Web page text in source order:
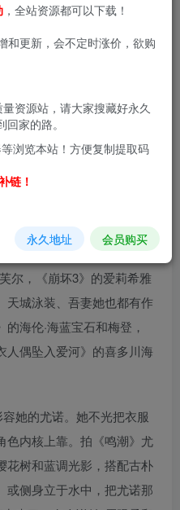
11套
还涉及舞台剧和模特相关
还原
的发饰，连脚背上的声痕细
说“这不是cos，是尤诺本人
尔，《崩坏3》的爱莉希雅
天城泳装、吾妻她也都有作
海伦·海蓝宝石和梅登 ，
人偶坠入爱河》的喜多川海
她的尤诺。她不光把衣服
色内核上靠。拍《鸣潮》尤
花树和蓝调光影，搭配古朴
或侧身立于水中，把尤诺那
，全站资源都可以下载！
和更新，会不定时涨价，欲购
资源站，请大家搜藏好永久
家的路。
浏览本站！方便复制提取码
链！
永久地址 会员购买